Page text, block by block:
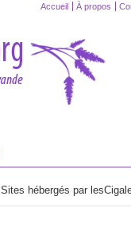
Accueil À propos
Sites hébergés par